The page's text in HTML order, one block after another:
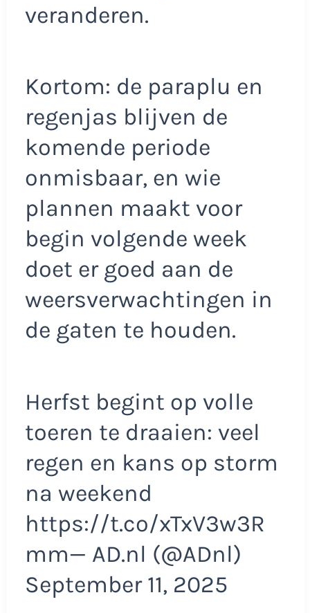
veranderen.
Kortom: de paraplu en
regenjas blijven de
komende periode
onmisbaar, en wie
plannen maakt voor
begin volgende week
doet er goed aan de
weersverwachtingen in
de gaten te houden.
Herfst begint op volle
toeren te draaien: veel
regen en kans op storm
na weekend
https://t.co/xTxV3w3R
mm— AD.nl (@ADnl)
September 11, 2025